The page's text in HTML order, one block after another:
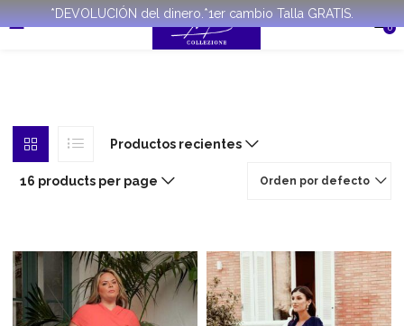
*DEVOLUCIÓN del dinero.*1er cambio Talla GRATIS.
0
Productos recientes
Orden por defecto
16 products per page